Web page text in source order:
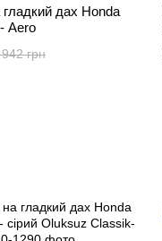
дах Honda
Aero
грн